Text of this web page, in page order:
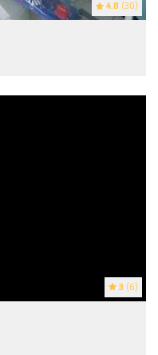
4.8 (30)
3 (6)